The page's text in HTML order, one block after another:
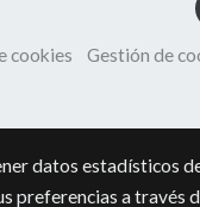
cookies Gestión de
datos estadísticos
preferencias a través